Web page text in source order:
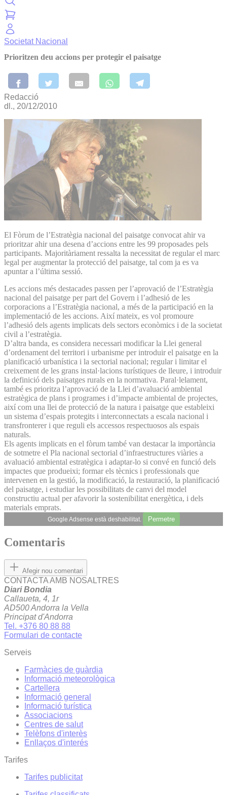
Societat Nacional
Prioritzen deu accions per protegir el paisatge
Redacció
dl., 20/12/2010
El Fòrum de l’Estratègia nacional del paisatge convocat ahir va
prioritzar ahir una desena d’accions entre les 99 proposades pels
participants. Majoritàriament ressalta la necessitat de regular el marc
legal per augmentar la protecció del paisatge, tal com ja es va
apuntar a l’última sessió.
Les accions més destacades passen per l’aprovació de l’Estratègia
nacional del paisatge per part del Govern i l’adhesió de les
corporacions a l’Estratègia nacional, a més de la participació en la
implementació de les accions. Així mateix, es vol promoure
l’adhesió dels agents implicats dels sectors econòmics i de la societat
civil a l’estratègia.
D’altra banda, es considera necessari modificar la Llei general
d’ordenament del territori i urbanisme per introduir el paisatge en la
planificació urbanística i la sectorial nacional; regular i limitar el
creixement de les grans instal·lacions turístiques de lleure, i introduir
la definició dels paisatges rurals en la normativa. Paral·lelament,
també es prioritza l’aprovació de la Llei d’avaluació ambiental
estratègica de plans i programes i d’impacte ambiental de projectes,
així com una llei de protecció de la natura i paisatge que estableixi
un sistema d’espais protegits i interconnectats a escala nacional i
transfronterer i que reguli els accessos respectuosos als espais
naturals.
Els agents implicats en el fòrum també van destacar la importància
de sotmetre el Pla nacional sectorial d’infraestructures viàries a
avaluació ambiental estratègica i adaptar-lo si convé en funció dels
impactes que produeixi; formar els tècnics i professionals que
intervenen en la gestió, la modificació, la restauració, la planificació
del paisatge, i estudiar les possibilitats de canvi del model
constructiu actual per afavorir la sostenibilitat energètica, i dels
materials emprats.
Google Adsense està deshabilitat. Permetre
Comentaris
Afegir nou comentari
CONTACTA AMB NOSALTRES
Diari Bondia
Callaueta, 4, 1r
AD500 Andorra la Vella
Principat d'Andorra
Tel. +376 80 88 88
Formulari de contacte
Serveis
Farmàcies de guàrdia
Informació meteorològica
Cartellera
Informació general
Informació turística
Associacions
Centres de salut
Telèfons d'interès
Enllaços d'interés
Tarifes
Tarifes publicitat